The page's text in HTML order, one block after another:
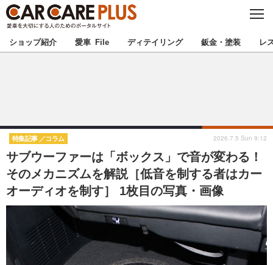
C
S
E
★カーケアプラス認定★ 厳選プロショップを地域から探す
甲信越 北陸
東海 関西
中国 四国
九州 沖縄
注目の記事
ショップ紹介 愛車 File ディテイリング 鈑金・塗装 レ
サブウーファーは「ボックス」で音が変わる！
そのメカニズムを解説［低音を制する者はカー
オーディオを制す］ 1枚目の写真・画像
特集記事 コラム 2026.7.5 Sun 9:12